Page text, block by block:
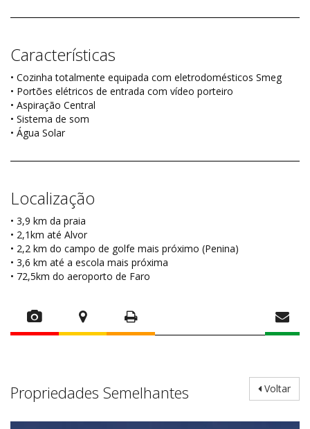
Características
• Cozinha totalmente equipada com eletrodomésticos Smeg
• Portões elétricos de entrada com vídeo porteiro
• Aspiração Central
• Sistema de som
• Água Solar
Localização
• 3,9 km da praia
• 2,1km até Alvor
• 2,2 km do campo de golfe mais próximo (Penina)
• 3,6 km até a escola mais próxima
• 72,5km do aeroporto de Faro
Voltar
Propriedades Semelhantes